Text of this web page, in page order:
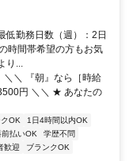
（東京都）三田口(西
西口徒歩5分
低勤務日数（週）：2日
時間帯希望の方もお気
り...
＼＼ 『朝』なら［時給
円 ＼＼ ★ あなたの
OK
1日4時間以内OK
前払いOK
学歴不問
歓迎
ブランクOK